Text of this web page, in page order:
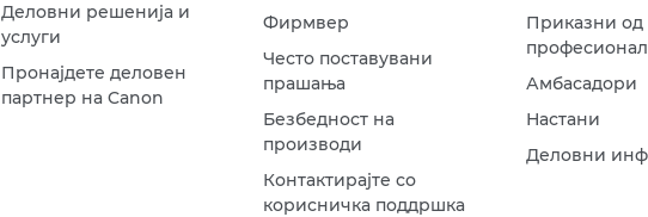
Деловни решенија и
услуги
Пронајдете деловен
партнер на Canon
Фирмвер
Често поставувани
прашања
Безбедност на
производи
Контактирајте со
корисничка поддршка
Приказни од
Амбасадори
Настани
Деловни